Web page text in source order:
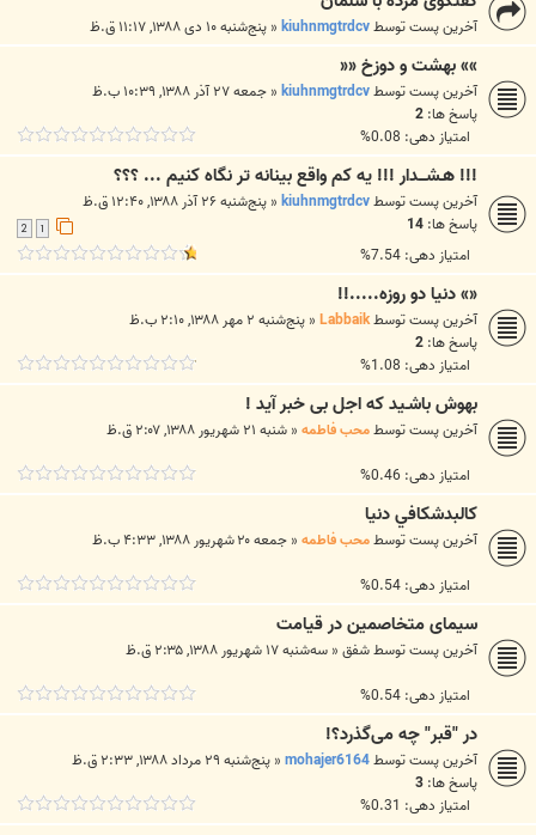
آخرین پست توسطkiuhnmgtrdcv
« پنج‌شنبه ۱۰ دی ۱۳۸۸, ۱۱:۱۷ ق.ظ
»» بهشت و دوزخ ««
آخرین پست توسطkiuhnmgtrdcv
« جمعه ۲۷ آذر ۱۳۸۸, ۱۰:۳۹ ب.ظ
پاسخ ها: 2
امتیاز دهی: 0.08%
!!! هـشـــدار !!! یه کم واقع بینانه تر نگاه کنیم ... ؟؟؟
آخرین پست توسطkiuhnmgtrdcv
« پنج‌شنبه ۲۶ آذر ۱۳۸۸, ۱۲:۴۰ ق.ظ
پاسخ ها: 14
امتیاز دهی: 7.54%
«» دنيا دو روزه.....!!
آخرین پست توسطLabbaik
« پنج‌شنبه ۲ مهر ۱۳۸۸, ۲:۱۰ ب.ظ
پاسخ ها: 2
امتیاز دهی: 1.08%
بهوش باشـيد كه اجل بى خبر آيد !
آخرین پست توسطمحب فاطمه« شنبه ۲۱ شهریور ۱۳۸۸, ۲:۰۷ ق.ظ
امتیاز دهی: 0.46%
كالبدشكافي دنيا
آخرین پست توسطمحب فاطمه« جمعه ۲۰ شهریور ۱۳۸۸, ۴:۳۳ ب.ظ
امتیاز دهی: 0.54%
سیمای متخاصمین در قیامت
آخرین پست توسطشفق« سه‌شنبه ۱۷ شهریور ۱۳۸۸, ۲:۳۵ ق.ظ
امتیاز دهی: 0.54%
در "قبر" چه می‌گذرد؟!
آخرین پست توسطmohajer6164
« پنج‌شنبه ۲۹ مرداد ۱۳۸۸, ۲:۳۳ ق.ظ
پاسخ ها: 3
امتیاز دهی: 0.31%